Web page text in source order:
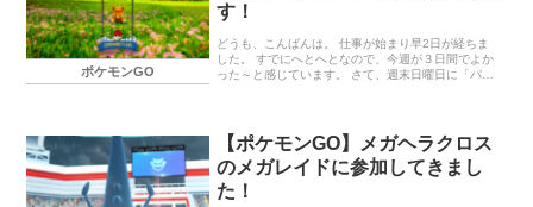
ポケモンGO
す！
どうも、こんばんは。 仕事が始まり早2日が経ちま
した。 すでにへとへとなので、今週が３日間でよか
った～と感じています。 さて、週末日曜日に「パ
す。 「コミュニティ・デイ」：「パモ」 イベント内
容 イベント期間 イベントボーナス 終わりに… 「コ
ミュニティ・デイ」：「パモ」 イベント内容 「パ
モ」が野生でいつもより多く出現します。 イベント
開始から2025年5月18日(日)22：00までに「パモッ
【ポケモンGO】メガヘラクロス
のメガレイドに参加してきまし
た！